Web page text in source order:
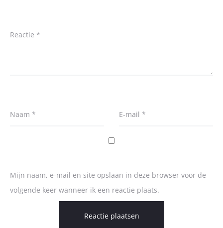
Reactie *
Naam * E-mail *
Mijn naam, e-mail en site opslaan in deze browser voor de
volgende keer wanneer ik een reactie plaats.